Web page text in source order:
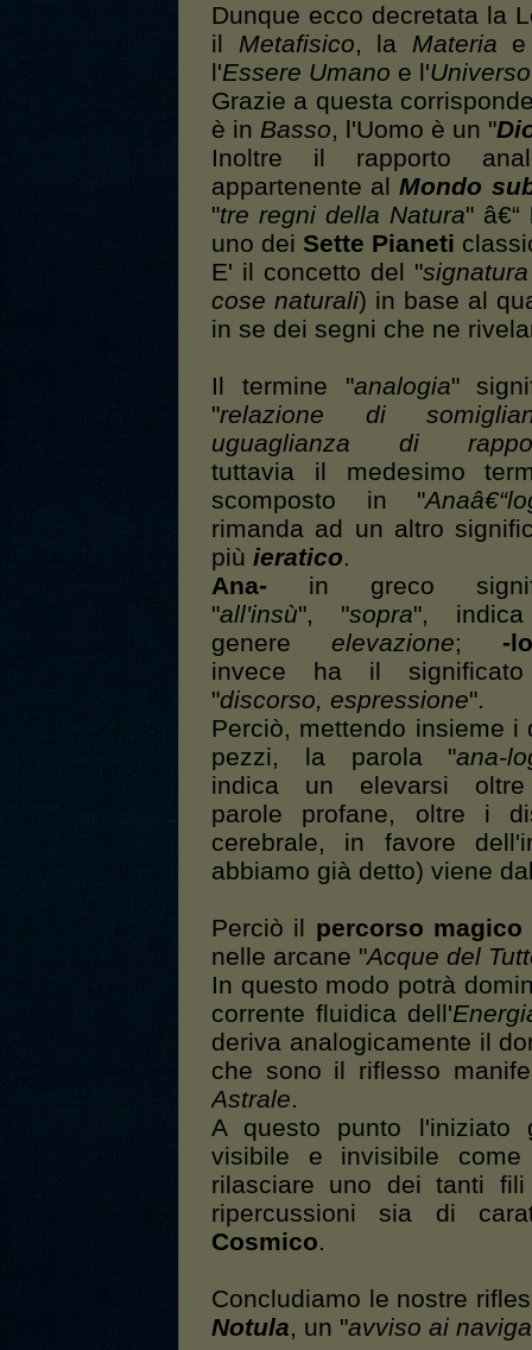
Dunque ecco decretata la
il Metafisico, la Materia
l'Essere Umano e l'Universo
Grazie a questa
è in Basso, l'Uomo è un "
Inoltre il rapporto
appartenente alMondo
"tre regni della Natura" â€“
uno dei Sette Pianeti
E' il concetto del "
cose naturali) in base al
in se dei segni che ne
Il termine "analogia"
"relazione di
uguaglianza di
tuttavia il medesimo
scomposto in "
rimanda ad un altro
più ieratico.
Ana- in greco
"all'insù", "sopra",
genereelevazione; -
invece ha il
"discorso, espressione".
Perciò, mettendo insieme i
pezzi, la parola "ana-
indica un elevarsi
parole profane, oltre i
cerebrale, in favore
abbiamo già detto) viene
Perciò il percorso magico
nelle arcane "Acque del
In questo modo potrà
corrente fluidica dell'
deriva analogicamente il
che sono il riflesso
Astrale.
A questo punto l'iniziato
visibile e invisibile
rilasciare uno dei tanti
ripercussioni sia di
Cosmico.
Concludiamo le nostre
Notula, un "avviso ai